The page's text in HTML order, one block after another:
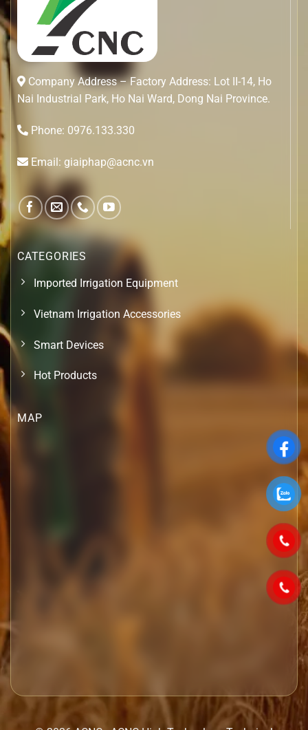
Company Address – Factory Address: Lot II-14, Ho
Nai Industrial Park, Ho Nai Ward, Dong Nai Province.
Phone: 0976.133.330
Email: giaiphap@acnc.vn
CATEGORIES
Imported Irrigation Equipment
Vietnam Irrigation Accessories
Smart Devices
Hot Products
MAP